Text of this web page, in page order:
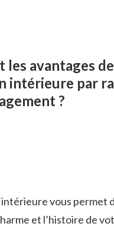
les avantages
intérieure par
?
vous permet
et l’histoire de